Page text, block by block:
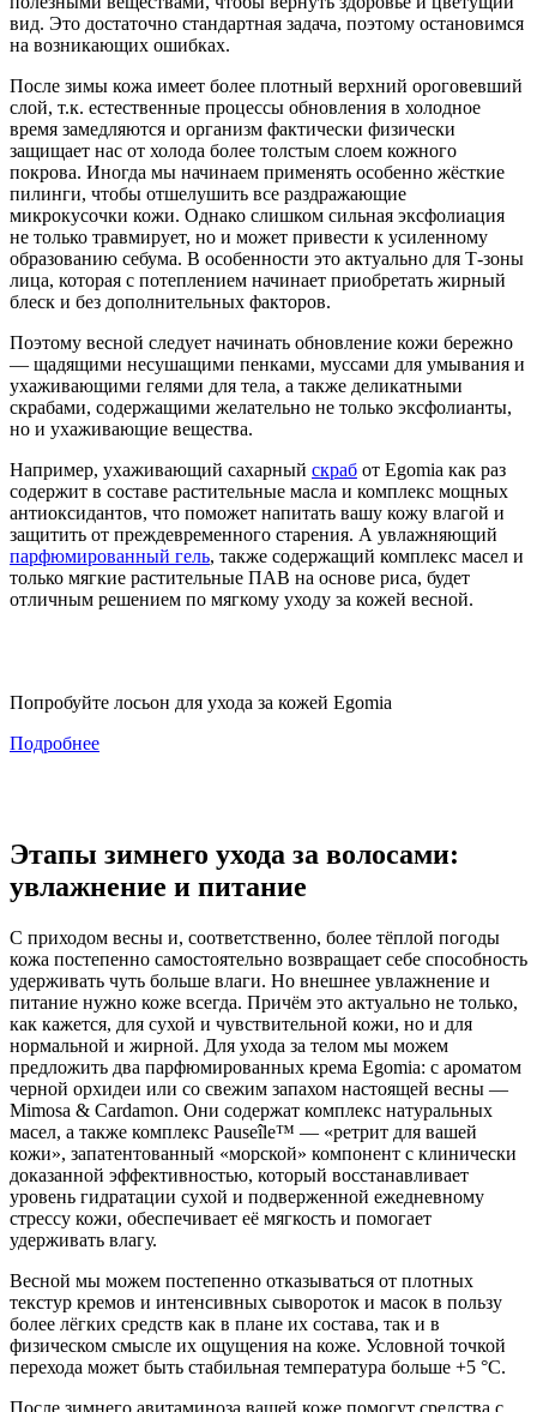
вид. Это достаточно стандартная задача, поэтому остановимся
на возникающих ошибках.
После зимы кожа имеет более плотный верхний ороговевший
слой, т.к. естественные процессы обновления в холодное
время замедляются и организм фактически физически
защищает нас от холода более толстым слоем кожного
покрова. Иногда мы начинаем применять особенно жёсткие
пилинги, чтобы отшелушить все раздражающие
микрокусочки кожи. Однако слишком сильная эксфолиация
не только травмирует, но и может привести к усиленному
образованию себума. В особенности это актуально для Т-зоны
лица, которая с потеплением начинает приобретать жирный
блеск и без дополнительных факторов.
Поэтому весной следует начинать обновление кожи бережно
— щадящими несушащими пенками, муссами для умывания и
ухаживающими гелями для тела, а также деликатными
скрабами, содержащими желательно не только эксфолианты,
но и ухаживающие вещества.
Например, ухаживающий сахарный скраб от Egomia как раз
содержит в составе растительные масла и комплекс мощных
антиоксидантов, что поможет напитать вашу кожу влагой и
защитить от преждевременного старения. А увлажняющий
парфюмированный гель, также содержащий комплекс масел и
только мягкие растительные ПАВ на основе риса, будет
отличным решением по мягкому уходу за кожей весной.
Попробуйте лосьон для ухода за кожей Egomia
Подробнее
Этапы зимнего ухода за волосами:
увлажнение и питание
С приходом весны и, соответственно, более тёплой погоды
кожа постепенно самостоятельно возвращает себе способность
удерживать чуть больше влаги. Но внешнее увлажнение и
питание нужно коже всегда. Причём это актуально не только,
как кажется, для сухой и чувствительной кожи, но и для
нормальной и жирной. Для ухода за телом мы можем
предложить два парфюмированных крема Egomia: с ароматом
черной орхидеи или со свежим запахом настоящей весны —
Mimosa & Cardamon. Они содержат комплекс натуральных
масел, а также комплекс Pauseîle™ — «ретрит для вашей
кожи», запатентованный «морской» компонент с клинически
доказанной эффективностью, который восстанавливает
уровень гидратации сухой и подверженной ежедневному
стрессу кожи, обеспечивает её мягкость и помогает
удерживать влагу.
Весной мы можем постепенно отказываться от плотных
текстур кремов и интенсивных сывороток и масок в пользу
более лёгких средств как в плане их состава, так и в
физическом смысле их ощущения на коже. Условной точкой
перехода может быть стабильная температура больше +5 °C.
После зимнего авитаминоза вашей коже помогут средства с